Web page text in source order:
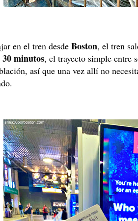
en el tren desde Boston, el tren
30 minutos, el trayecto simple entre
así que una vez allí no